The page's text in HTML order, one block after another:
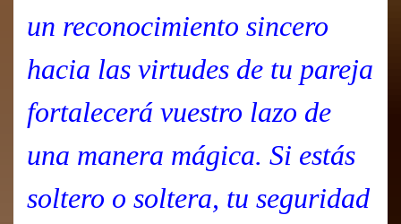
un reconocimiento sincero
hacia las virtudes de tu pareja
fortalecerá vuestro lazo de
una manera mágica. Si estás
soltero o soltera, tu seguridad